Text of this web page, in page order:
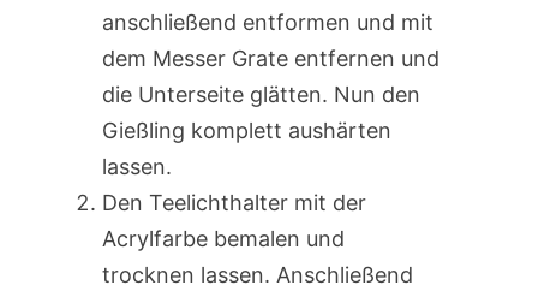
anschließend entformen und mit
dem Messer Grate entfernen und
die Unterseite glätten. Nun den
Gießling komplett aushärten
lassen.
Den Teelichthalter mit der
Acrylfarbe bemalen und
trocknen lassen. Anschließend